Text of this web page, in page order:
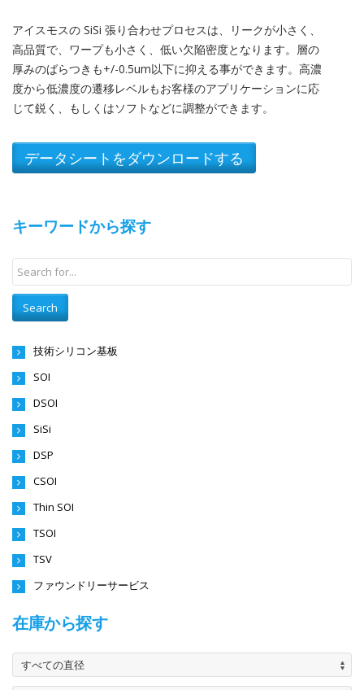
アイスモスの SiSi 張り合わせプロセスは、リークが小さく、
高品質で、ワープも小さく、低い欠陥密度となります。層の
厚みのばらつきも+/-0.5um以下に抑える事ができます。高濃
度から低濃度の遷移レベルもお客様のアプリケーションに応
じて鋭く、もしくはソフトなどに調整ができます。
キーワードから探す
技術シリコン基板
SOI
DSOI
SiSi
DSP
CSOI
Thin SOI
TSOI
TSV
ファウンドリーサービス
在庫から探す
すべての直径